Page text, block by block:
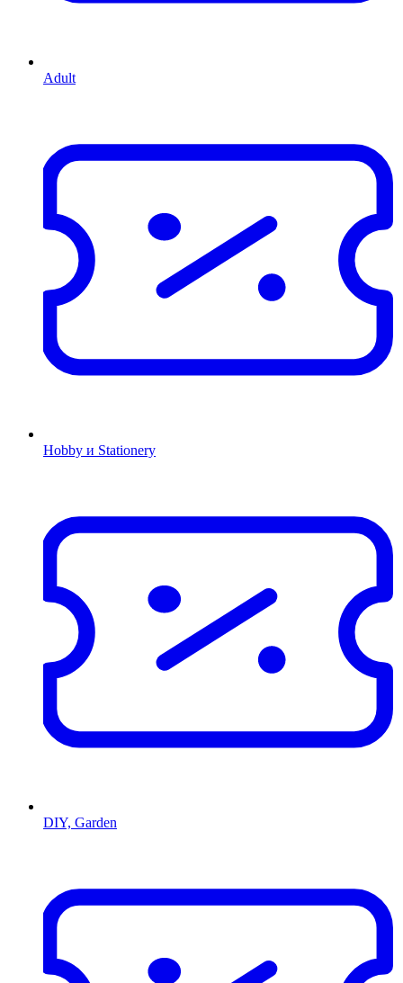
Adult
Hobby и Stationery
DIY, Garden